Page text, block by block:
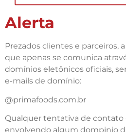
Alerta
Prezados clientes e parceiros,
que apenas se comunica
domínios eletônicos oficiais,
e-mails de domínio:
@primafoods.com.br
Qualquer tentativa de contato
envolvendo algum dompinio